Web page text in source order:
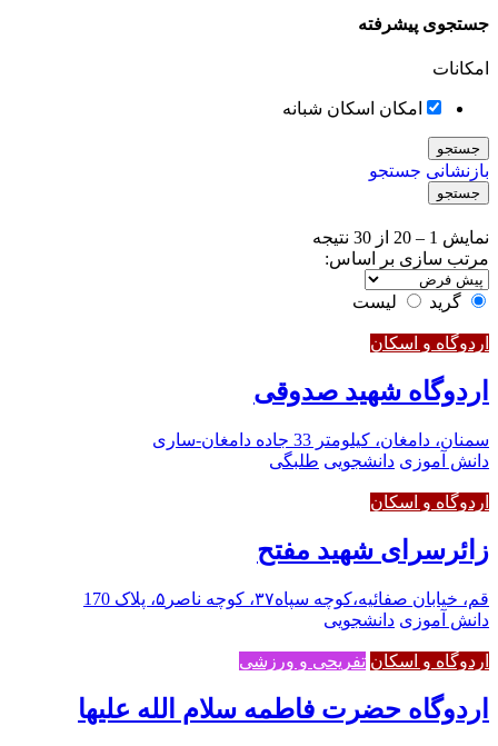
جستجوی پیشرفته
امکانات
امکان اسکان شبانه
جستجو
بازنشانی جستجو
جستجو
نمایش 1
–
20 از 30 نتیجه
مرتب سازی بر اساس:
گرید لیست
اردوگاه و اسکان
اردوگاه شهید صدوقی
سمنان، دامغان، کیلومتر 33 جاده دامغان-ساری
دانش آموزی دانشجویی طلبگی
اردوگاه و اسکان
زائرسرای شهید مفتح
قم، خیابان صفائیه،کوچه سپاه۳۷، کوچه ناصر۵، پلاک 170
دانش آموزی دانشجویی
اردوگاه و اسکان تفریحی و ورزشی
اردوگاه حضرت فاطمه سلام الله علیها